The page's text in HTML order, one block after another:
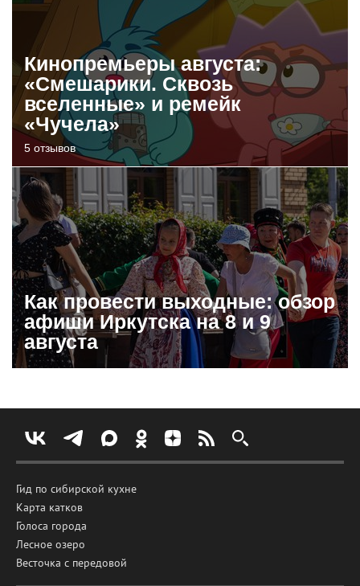
Кинопремьеры августа:
«Смешарики. Сквозь
вселенные» и ремейк
«Чучела»
5 отзывов
Как провести выходные: обзор
афиши Иркутска на 8 и 9
августа
Гид по сибирской кухне
Карта катков
Голоса города
Лесное озеро
Весточка с передовой